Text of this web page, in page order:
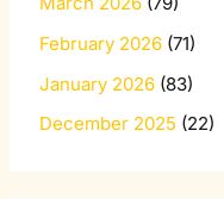
February 2026 (71)
January 2026 (83)
December 2025 (22)